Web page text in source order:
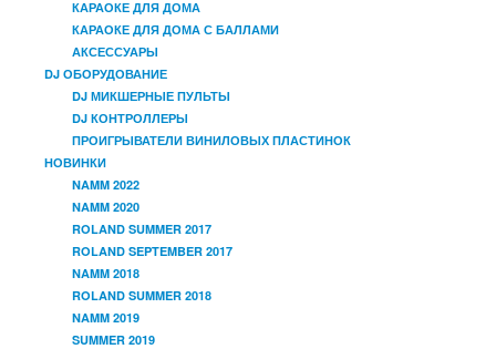
КАРАОКЕ ДЛЯ ДОМА
КАРАОКЕ ДЛЯ ДОМА С БАЛЛАМИ
АКСЕССУАРЫ
DJ ОБОРУДОВАНИЕ
DJ МИКШЕРНЫЕ ПУЛЬТЫ
DJ КОНТРОЛЛЕРЫ
ПРОИГРЫВАТЕЛИ ВИНИЛОВЫХ ПЛАСТИНОК
НОВИНКИ
NAMM 2022
NAMM 2020
ROLAND SUMMER 2017
ROLAND SEPTEMBER 2017
NAMM 2018
ROLAND SUMMER 2018
NAMM 2019
SUMMER 2019